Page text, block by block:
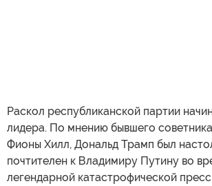
Раскол республиканской партии
лидера. По мнению бывшего
Фионы Хилл, Дональд Трамп был
почтителен к Владимиру Путину во
легендарной катастрофической